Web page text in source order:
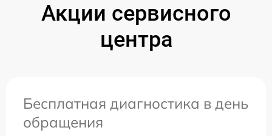
Акции сервисного
центра
Бесплатная диагностика в день
обращения